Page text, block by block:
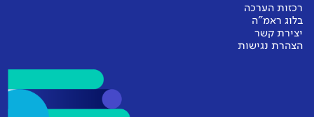
רכזות הערכה
בלוג ראמ"ה
יצירת קשר
הצהרת נגישות